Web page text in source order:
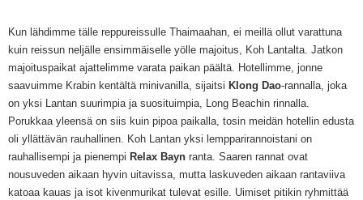
Kun lähdimme tälle reppureissulle Thaimaahan, ei meillä ollut varattuna
kuin reissun neljälle ensimmäiselle yölle majoitus, Koh Lantalta. Jatkon
majoituspaikat ajattelimme varata paikan päältä. Hotellimme, jonne
saavuimme Krabin kentältä minivanilla, sijaitsi Klong Dao-rannalla, joka
on yksi Lantan suurimpia ja suosituimpia, Long Beachin rinnalla.
Porukkaa yleensä on siis kuin pipoa paikalla, tosin meidän hotellin edusta
oli yllättävän rauhallinen. Koh Lantan yksi lempparirannoistani on
rauhallisempi ja pienempi Relax Bayn ranta. Saaren rannat ovat
nousuveden aikaan hyvin uitavissa, mutta laskuveden aikaan rantaviiva
katoaa kauas ja isot kivenmurikat tulevat esille. Uimiset pitikin ryhmittää